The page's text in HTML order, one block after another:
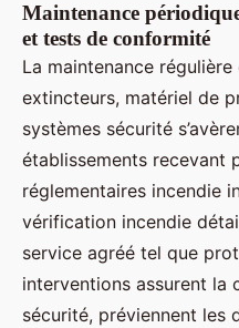
Maintenance
et tests de conformité
La maintenance
extincteurs, matériel de
systèmes sécurité
établissements recevant
réglementaires incendie
vérification incendie
service agréé tel que
interventions assurent la
sécurité, préviennent les